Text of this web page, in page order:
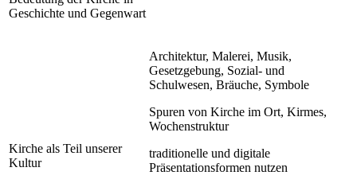
Geschichte und Gegenwart
Kirche als Teil unserer
Kultur
Architektur, Malerei, Musik,
Gesetzgebung, Sozial- und
Schulwesen, Bräuche, Symbole
Spuren von Kirche im Ort, Kirmes,
Wochenstruktur
traditionelle und digitale
Präsentationsformen nutzen